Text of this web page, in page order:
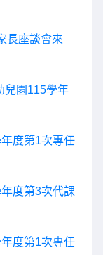
長座談會來
兒園115學年
度第1次專任
度第3次代課
度第1次專任